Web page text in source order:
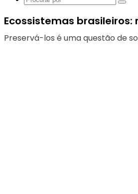
Ecossistemas
Preservá-los é uma questão de